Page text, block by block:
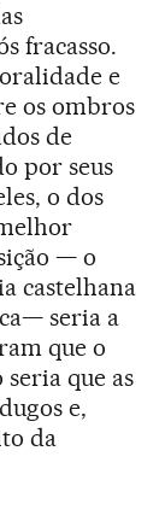
fracasso.
e
os ombros
de
por seus
o dos
— o
castelhana
seria a
que o
que as
e,
da